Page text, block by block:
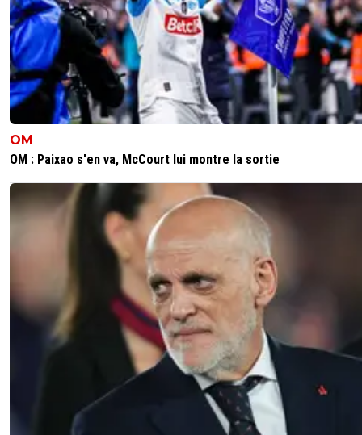
OM
OM : Paixao s'en va, McCourt lui montre la sortie